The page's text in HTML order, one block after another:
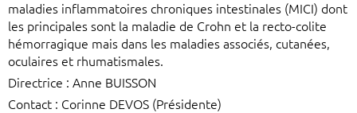
maladies inflammatoires chroniques intestinales (MICI) dont
les principales sont la maladie de Crohn et la recto-colite
hémorragique mais dans les maladies associés, cutanées,
oculaires et rhumatismales.
Directrice : Anne BUISSON
Contact : Corinne DEVOS (Présidente)